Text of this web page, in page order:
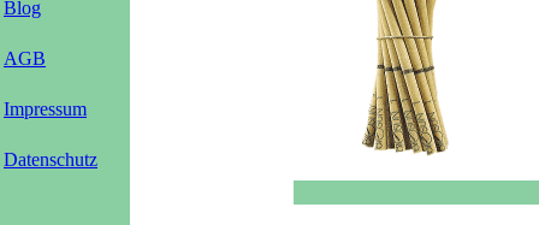
Blog
AGB
Impressum
Datenschutz